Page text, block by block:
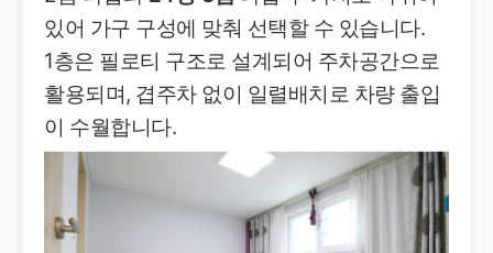
있어 가구 구성에 맞춰 선택할 수 있습니다.
1층은 필로티 구조로 설계되어 주차공간으로
활용되며, 겹주차 없이 일렬배치로 차량 출입
이 수월합니다.